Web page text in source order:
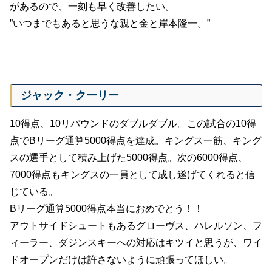
があるので、一刻も早く改善したい。
”いつまでもあると思うな親と金と岸本隆一。”
ジャック・クーリー
10得点、10リバウンドのダブルダブル。この試合の10得
点でBリーグ通算5000得点を達成。キングス一筋、キング
スの選手として積み上げた5000得点。次の6000得点、
7000得点もキングスの一員として成し遂げてくれると信
じている。
Bリーグ通算5000得点本当におめでとう！！
アウトサイドシュートもあるグローヴス、ハレルソン、フ
ィーラー、ダジンスキーへの対応はキツイと思うが、ワイ
ドオープンだけは許さないように頑張ってほしい。